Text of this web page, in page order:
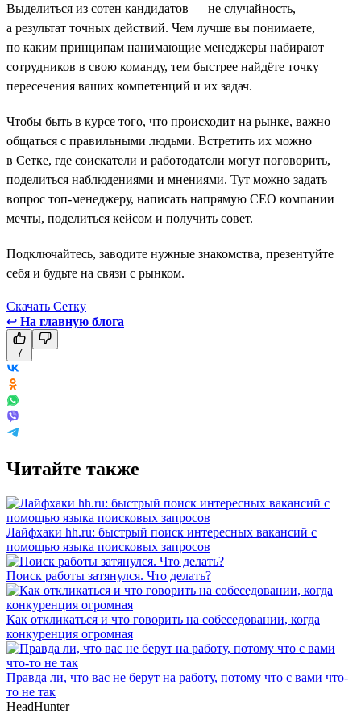
Выделиться из сотен кандидатов — не случайность,
а результат точных действий. Чем лучше вы понимаете,
по каким принципам нанимающие менеджеры набирают
сотрудников в свою команду, тем быстрее найдёте точку
пересечения ваших компетенций и их задач.
Чтобы быть в курсе того, что происходит на рынке, важно
общаться с правильными людьми. Встретить их можно
в Сетке, где соискатели и работодатели могут поговорить,
поделиться наблюдениями и мнениями. Тут можно задать
вопрос топ-менеджеру, написать напрямую СЕО компании
мечты, поделиться кейсом и получить совет.
Подключайтесь, заводите нужные знакомства, презентуйте
себя и будьте на связи с рынком.
Скачать Сетку
↩ На главную блога
7
Читайте также
Лайфхаки hh.ru: быстрый поиск интересных вакансий с
помощью языка поисковых запросов
Поиск работы затянулся. Что делать?
Как откликаться и что говорить на собеседовании, когда
конкуренция огромная
Правда ли, что вас не берут на работу, потому что с вами что-
то не так
HeadHunter